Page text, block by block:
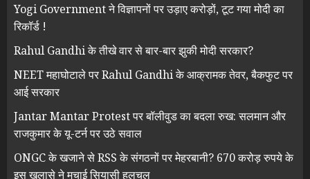
Yogi Government ने विज्ञापनों पर उड़ाए करोड़ों, टूट गया मोदी का
रिकॉर्ड !
Rahul Gandhi के तीखे वार से बार-बार झुकी मोदी सरकार?
NEET महाघोटाले पर Rahul Gandhi के आक्रामक तेवर, बैकफुट पर
आई सरकार
Jantar Mantar Protest पर बॉलीवुड का बदला रुख: सलमान और
राजकुमार के यू-टर्न पर उठे सवाल
ONGC के खजाने से RSS के संगठनों पर मेहरबानी? 670 करोड़ रुपये के
इस खुलासे ने मचाई सियासी हलचल